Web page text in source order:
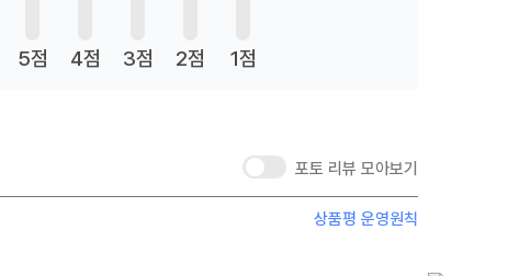
5점 4점 3점 2점 1점
포토 리뷰 모아보기
상품평 운영원칙